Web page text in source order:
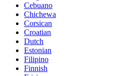
Cebuano
Chichewa
Corsican
Croatian
Dutch
Estonian
Filipino
Finnish